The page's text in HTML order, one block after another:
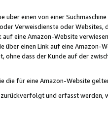
über einen von einer
Verweisdienste oder Websites,
eine Amazon-Website
über einen Link auf eine
ohne dass der Kunde auf der
die für eine Amazon-Website
und erfasst werden,